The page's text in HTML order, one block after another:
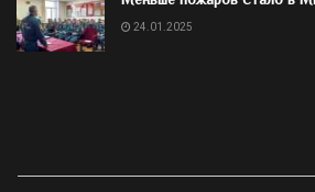
24.01.2025